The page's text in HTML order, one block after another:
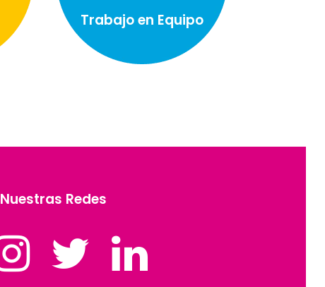
Trabajo en Equipo
Nuestras Redes